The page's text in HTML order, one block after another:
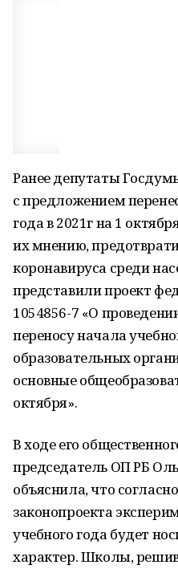
Ранее депутаты
с предложением
года в 2021г на 1
их мнению,
коронавируса среди
представили проект
1054856-7 «О
переносу начала
образовательных
основные
октября».
В ходе его
председатель ОП РБ
объяснила, что
законопроекта
учебного года будет
характер. Школы,